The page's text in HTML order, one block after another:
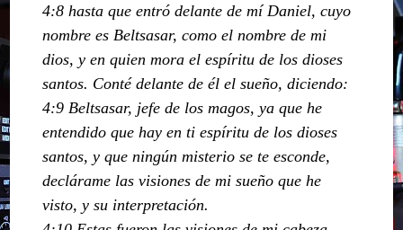
4:8 hasta que entró delante de mí Daniel, cuyo
nombre es Beltsasar, como el nombre de mi
dios, y en quien mora el espíritu de los dioses
santos. Conté delante de él el sueño, diciendo:
4:9 Beltsasar, jefe de los magos, ya que he
entendido que hay en ti espíritu de los dioses
santos, y que ningún misterio se te esconde,
declárame las visiones de mi sueño que he
visto, y su interpretación.